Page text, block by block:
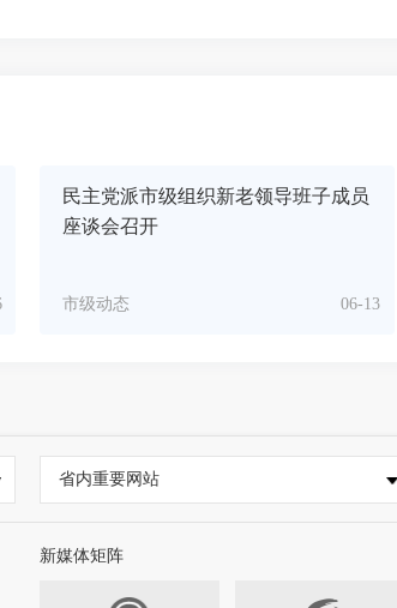
民主党派市级组织新老领导班子成员
座谈会召开
06-13
市级动态
省内重要网站
新媒体矩阵